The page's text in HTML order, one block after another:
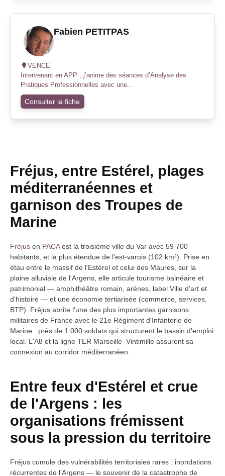
Fabien PETITPAS
VENCE
Intervenant en APP , j’anime des séances d’Analyse des
Pratiques Professionnelles avec une...
Consulter la fiche
Fréjus, entre Estérel, plages
méditerranéennes et
garnison des Troupes de
Marine
Fréjus en PACAest la troisième ville du Var avec 59 700
habitants, et la plus étendue de l'est-varois (102 km²). Prise en
étau entre le massif de l'Estérel et celui des Maures, sur la
plaine alluviale de l'Argens, elle articule tourisme balnéaire et
patrimonial — amphithéâtre romain, arènes, label Ville d'art et
d'histoire — et une économie tertiarisée (commerce, services,
BTP). Fréjus abrite l'une des plus importantes garnisons
militaires de France avec le 21e Régiment d'Infanterie de
Marine : près de 1 000 soldats qui structurent le bassin d'emploi
local. L'A8 et la ligne TER Marseille–Vintimille assurent sa
connexion au corridor méditerranéen.
Entre feux d'Estérel et crue
de l'Argens : les
organisations frémissent
sous la pression du territoire
Fréjus cumule des vulnérabilités territoriales rares : inondations
récurrentes de l'Argens — le souvenir de la catastrophe de